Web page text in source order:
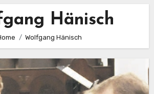
Hänisch
Wolfgang Hänisch